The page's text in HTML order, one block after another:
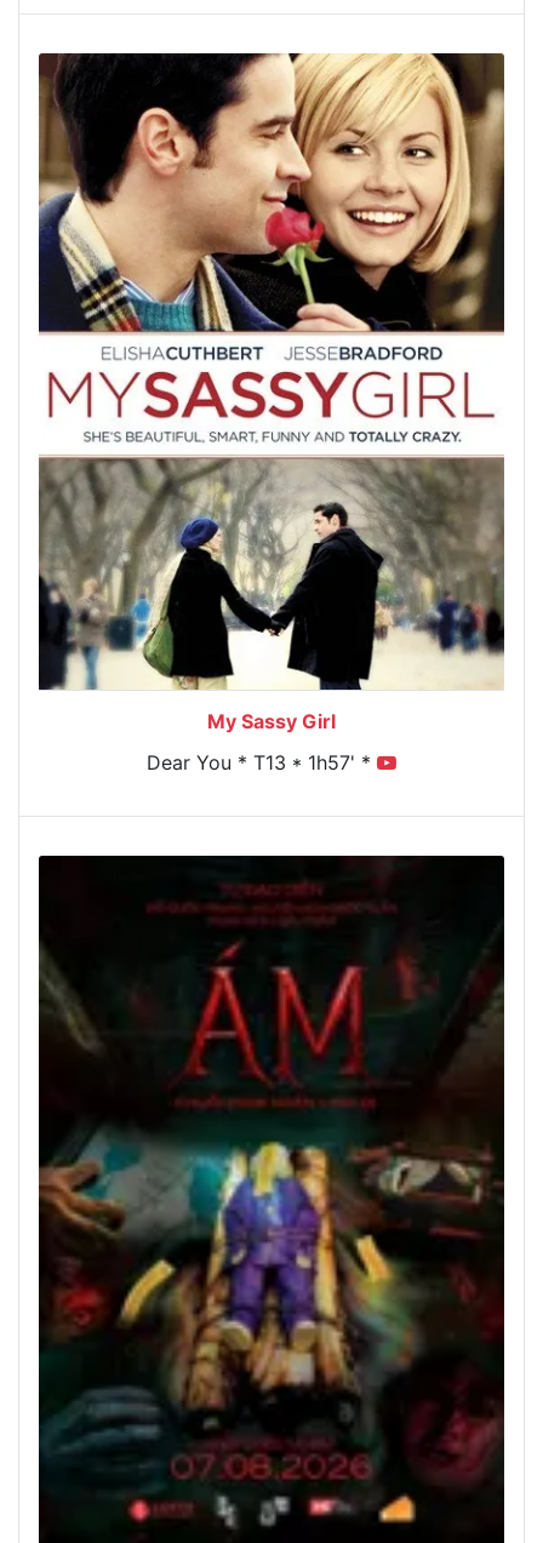
My Sassy Girl
Dear You * T13 * 1h57' *